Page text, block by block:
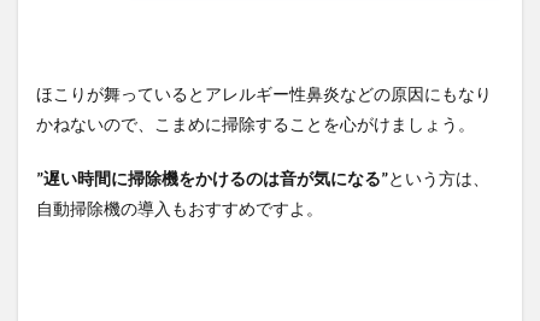
ほこりが舞っているとアレルギー性鼻炎などの原因にもなり
かねないので、こまめに掃除することを心がけましょう。
”遅い時間に掃除機をかけるのは音が気になる”という方は、
自動掃除機の導入もおすすめですよ。